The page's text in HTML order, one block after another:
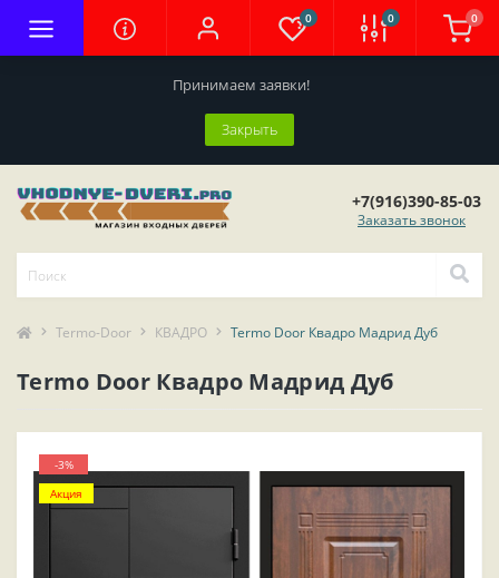
Принимаем заявки!
Закрыть
0 0 0
+7(916)390-85-03
Заказать звонок
Termo-Door КВАДРО Termo Door Квадро Мадрид Дуб
Termo Door Квадро Мадрид Дуб
-3%
Акция